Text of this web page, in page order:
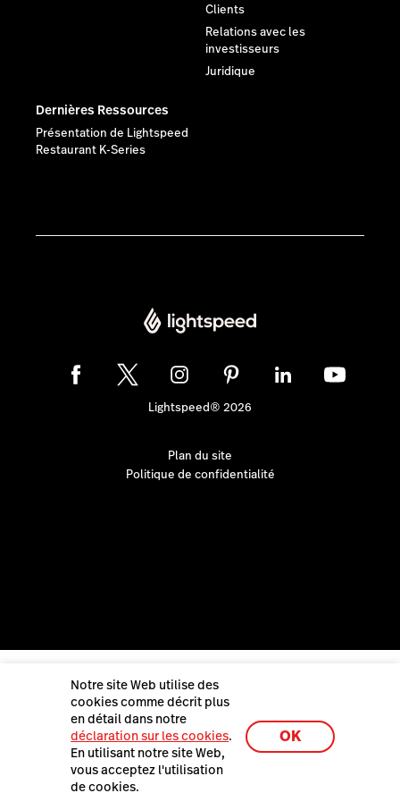
Clients
Relations avec les
investisseurs
Juridique
Dernières Ressources
Présentation de Lightspeed
Restaurant K-Series
Lightspeed® 2026
Plan du site
Politique de confidentialité
Notre site Web utilise des
cookies comme décrit plus
en détail dans notre
déclaration sur les cookies.
En utilisant notre site Web,
vous acceptez l'utilisation
de cookies.
OK